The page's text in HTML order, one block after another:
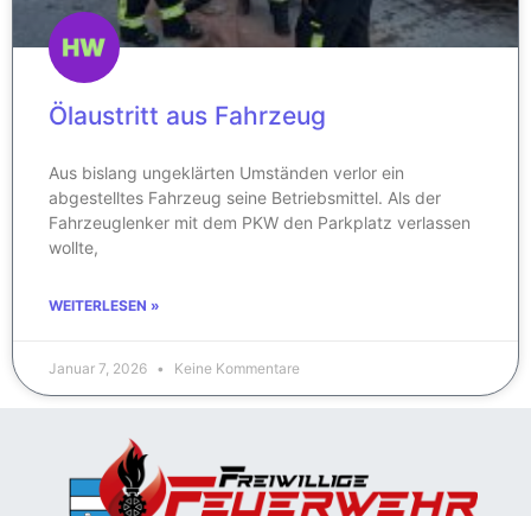
Ölaustritt aus Fahrzeug
Aus bislang ungeklärten Umständen verlor ein
abgestelltes Fahrzeug seine Betriebsmittel. Als der
Fahrzeuglenker mit dem PKW den Parkplatz verlassen
wollte,
WEITERLESEN »
Januar 7, 2026 Keine Kommentare